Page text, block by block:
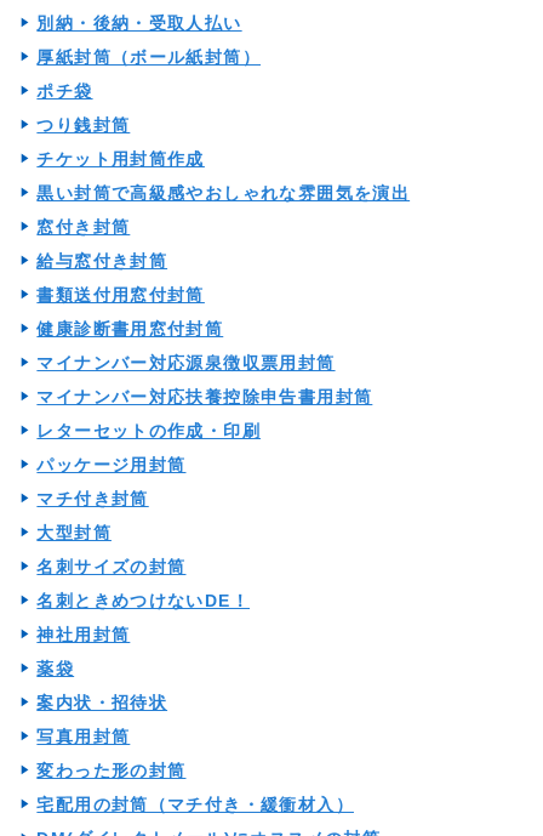
別納・後納・受取人払い
厚紙封筒（ボール紙封筒）
ポチ袋
つり銭封筒
チケット用封筒作成
黒い封筒で高級感やおしゃれな雰囲気を演出
窓付き封筒
給与窓付き封筒
書類送付用窓付封筒
健康診断書用窓付封筒
マイナンバー対応源泉徴収票用封筒
マイナンバー対応扶養控除申告書用封筒
レターセットの作成・印刷
パッケージ用封筒
マチ付き封筒
大型封筒
名刺サイズの封筒
名刺ときめつけないDE！
神社用封筒
薬袋
案内状・招待状
写真用封筒
変わった形の封筒
宅配用の封筒（マチ付き・緩衝材入）